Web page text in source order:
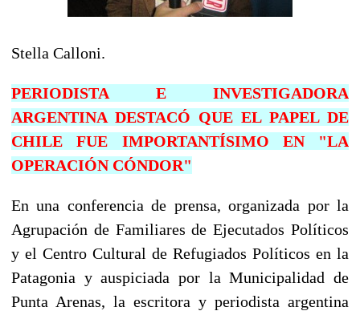
Stella Calloni.
PERIODISTA E INVESTIGADORA
ARGENTINA DESTACÓ QUE EL PAPEL DE
CHILE FUE IMPORTANTÍSIMO EN "LA
OPERACIÓN CÓNDOR"
En una conferencia de prensa, organizada por la
Agrupación de Familiares de Ejecutados Políticos
y el Centro Cultural de Refugiados Políticos en la
Patagonia y auspiciada por la Municipalidad de
Punta Arenas, la escritora y periodista argentina